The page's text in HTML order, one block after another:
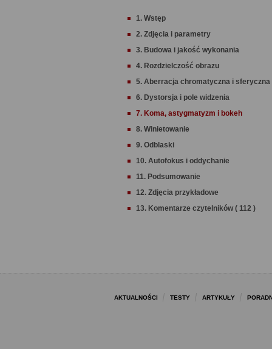
1. Wstęp
2. Zdjęcia i parametry
3. Budowa i jakość wykonania
4. Rozdzielczość obrazu
5. Aberracja chromatyczna i sferyczna
6. Dystorsja i pole widzenia
7. Koma, astygmatyzm i bokeh
8. Winietowanie
9. Odblaski
10. Autofokus i oddychanie
11. Podsumowanie
12. Zdjęcia przykładowe
13. Komentarze czytelników ( 112 )
AKTUALNOŚCI TESTY ARTYKUŁY